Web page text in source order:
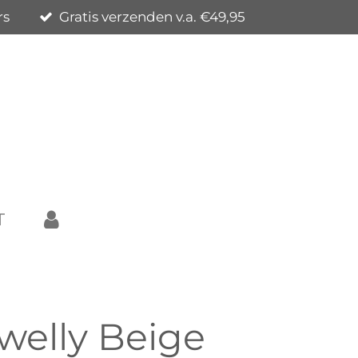
Gratis verzenden v.a. €49,95
Beige